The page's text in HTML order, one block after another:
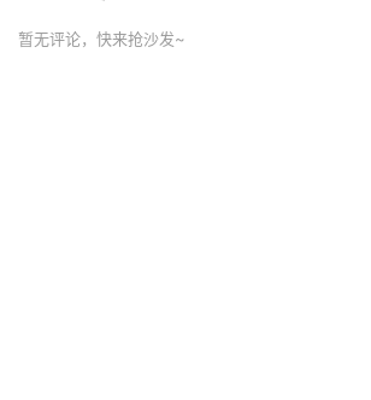
暂无评论，快来抢沙发~